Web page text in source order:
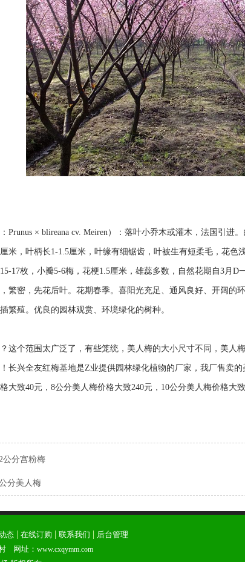
Prunus × blireana cv. Meiren）：落叶小乔木或灌木，法国引进
米，叶柄长1-1.5厘米，叶缘有细锯齿，叶被生有短柔毛，花
17枚，小瓣5-6梅，花梗1.5厘米，雄蕊多数，自然花期自3月
繁密，先花后叶。花期春季。喜阳光充足、通风良好、开阔的
繁殖。优良的园林观赏、环境绿化的树种。
这个范围太广泛了，有些笼统，美人梅的大小尺寸不同，美人
长兴全友红梅基地是Z业提供园林绿化植物的厂家，我厂售卖
大致40元，8公分美人梅价格大致240元，10公分美人梅价格大
公分宫粉梅
分美人梅
态 | 在线订购 | 联系我们 | 后台管理
网址： www.cxqymm.com